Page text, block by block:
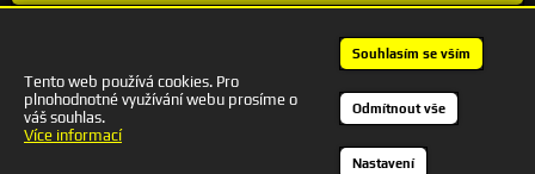
+420 601 245 172 | autodesigncb@gmail.com
Tento web používá cookies. Pro
plnohodnotné využívání webu prosíme o
váš souhlas.
Více informací
Souhlasím se vším
Odmítnout vše
Nastavení